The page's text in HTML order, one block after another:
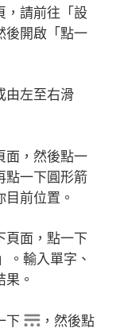
，請前往「設
後開啟「點一
由左至右滑
面，然後點一
點一下圓形箭
前位置。
頁面，點一下
。輸入單字、
。
下
，然後點